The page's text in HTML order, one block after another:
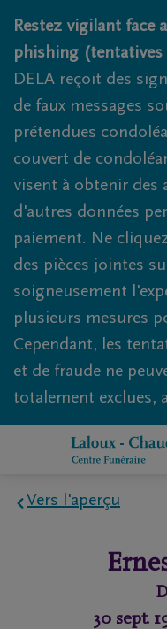
Restez vigilant face
phishing (tentatives
DELA reçoit des
de faux messages
prétendues
couvert de
visent à obtenir des
d'autres données
paiement. Ne
des pièces jointes
soigneusement
plusieurs mesures
Cependant, les
et de fraude ne
totalement exclues,
Vers l'aperçu
30 sept.